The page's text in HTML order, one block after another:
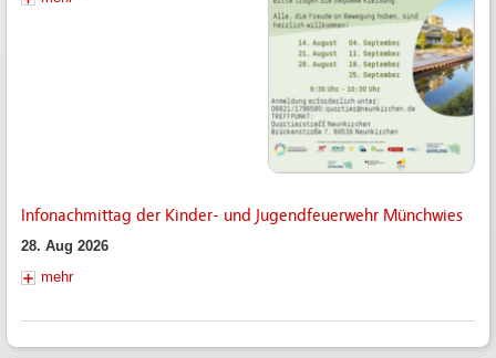
Infonachmittag der Kinder- und Jugendfeuerwehr Münchwies
28. Aug 2026
mehr